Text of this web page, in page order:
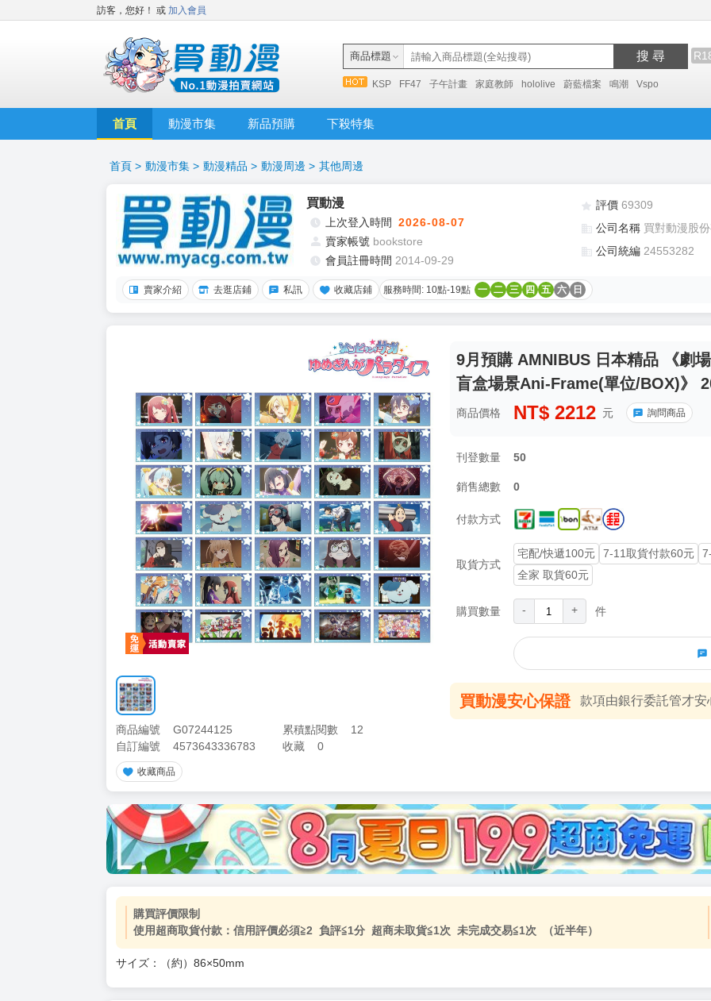
訪客，您好！ 或 加入會員
商品標題 搜 尋
KSP FF47 子午計畫 家庭教師 hololive 蔚藍檔案 鳴潮 Vspo
首頁 動漫市集 新品預購 下殺特集
首頁 > 動漫市集 > 動漫精品 > 動漫周邊 > 其他周邊
買動漫
上次登入時間 2026-08-07
賣家帳號 bookstore
會員註冊時間 2014-09-29
評價 69309
公司名稱 買對動漫股
公司統編 24553282
賣家介紹 去逛店鋪 私訊 收藏店鋪 服務時間: 10點-19點 一 二 三 四 五 六 日
商品編號 G07244125 累積點閱數
12
自訂編號
4573643336783 收藏 0
收藏商品
9月預購 AMNIBUS 日本精品 《劇
盲盒場景Ani-Frame(單位/BOX)》
商品價格 NT$ 2212 元 詢問商品
刊登數量 50
銷售總數 0
付款方式
取貨方式
宅配/快遞100元 7-11取貨付款60元
全家 取貨60元
購買數量 - + 件
買動漫安心保證 款項由銀行委託管才安
加價購 ( 共
(加購品) 買動漫★《$15元-加固紙箱包裝》
-
+